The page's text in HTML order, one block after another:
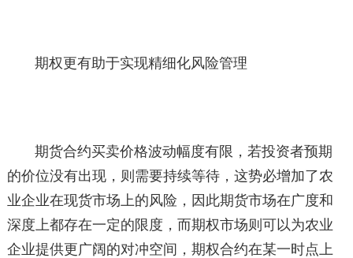
期权更有助于实现精细化风险管理
期货合约买卖价格波动幅度有限，若投资者预期
的价位没有出现，则需要持续等待，这势必增加了农
业企业在现货市场上的风险，因此期货市场在广度和
深度上都存在一定的限度，而期权市场则可以为农业
企业提供更广阔的对冲空间，期权合约在某一时点上